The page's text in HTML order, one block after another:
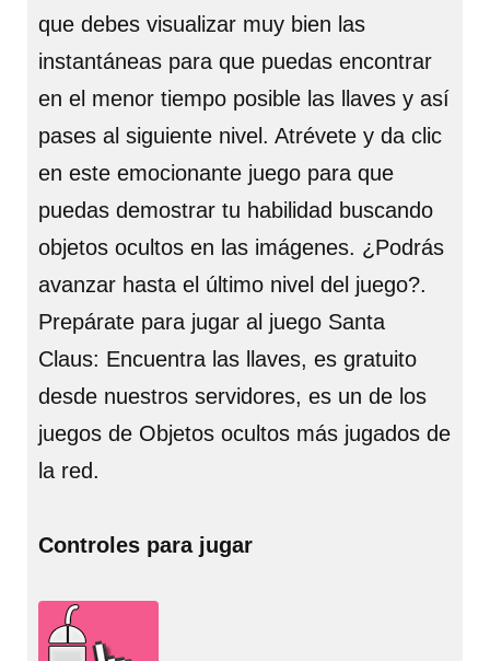
que debes visualizar muy bien las
instantáneas para que puedas encontrar
en el menor tiempo posible las llaves y así
pases al siguiente nivel. Atrévete y da clic
en este emocionante juego para que
puedas demostrar tu habilidad buscando
objetos ocultos en las imágenes. ¿Podrás
avanzar hasta el último nivel del juego?.
Prepárate para jugar al juego Santa
Claus: Encuentra las llaves, es gratuito
desde nuestros servidores, es un de los
juegos de Objetos ocultos más jugados de
la red.
Controles para jugar